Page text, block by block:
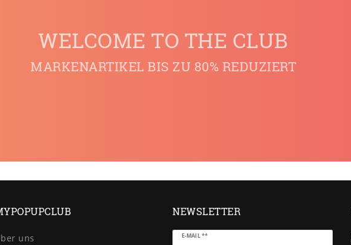
WELCOME TO THE CLUB
MARKENARTIKEL BIS ZU 80% REDUZIERT
uns
NEWSLETTER
E-MAIL **
Newsletter